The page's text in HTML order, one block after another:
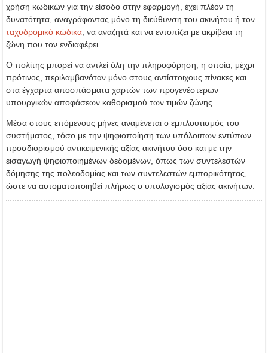
χρήση κωδικών για την είσοδο στην εφαρμογή, έχει πλέον τη
δυνατότητα, αναγράφοντας μόνο τη διεύθυνση του ακινήτου ή τον
ταχυδρομικό κώδικα , να αναζητά και να εντοπίζει με ακρίβεια τη
ζώνη που τον ενδιαφέρει
Ο πολίτης μπορεί να αντλεί όλη την πληροφόρηση, η οποία, μέχρι
πρότινος, περιλαμβανόταν μόνο στους αντίστοιχους πίνακες και
στα έγχαρτα αποσπάσματα χαρτών των προγενέστερων
υπουργικών αποφάσεων καθορισμού των τιμών ζώνης.
Μέσα στους επόμενους μήνες αναμένεται ο εμπλουτισμός του
συστήματος, τόσο με την ψηφιοποίηση των υπόλοιπων εντύπων
προσδιορισμού αντικειμενικής αξίας ακινήτου όσο και με την
εισαγωγή ψηφιοποιημένων δεδομένων, όπως των συντελεστών
δόμησης της πολεοδομίας και των συντελεστών εμπορικότητας,
ώστε να αυτοματοποιηθεί πλήρως ο υπολογισμός αξίας ακινήτων.